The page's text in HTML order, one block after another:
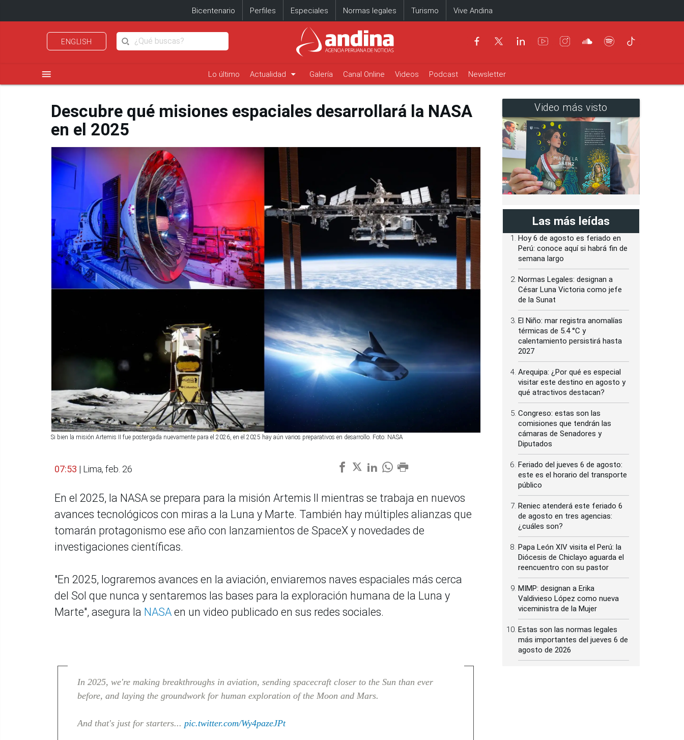
Bicentenario Perfiles Especiales Normas legales Turismo Vive Andina
ENGLISH
menu Lo último Actualidad arrow_drop_down Galería Canal Online Videos Podcast Newsletter
Descubre qué misiones espaciales desarrollará la NASA
en el 2025
Si bien la misión Artemis II fue postergada nuevamente para el 2026, en el 2025 hay aún varios preparativos en desarrollo. Foto: NASA
07:53 | Lima, feb. 26
En el 2025, la NASA se prepara para la misión Artemis II mientras se trabaja en nuevos
avances tecnológicos con miras a la Luna y Marte. También hay múltiples alianzas que
tomarán protagonismo ese año con lanzamientos de SpaceX y novedades de
investigaciones científicas.
"En 2025, lograremos avances en la aviación, enviaremos naves espaciales más cerca
del Sol que nunca y sentaremos las bases para la exploración humana de la Luna y
Marte", asegura la NASA en un video publicado en sus redes sociales.
In 2025, we're making breakthroughs in aviation, sending spacecraft closer to the Sun than ever
before, and laying the groundwork for human exploration of the Moon and Mars.
And that's just for starters... pic.twitter.com/Wy4pazeJPt
Video más visto
Las más leídas
Hoy 6 de agosto es feriado en
Perú: conoce aquí si habrá fin de
semana largo
Normas Legales: designan a
César Luna Victoria como jefe
de la Sunat
El Niño: mar registra anomalías
térmicas de 5.4 °C y
calentamiento persistirá hasta
2027
Arequipa: ¿Por qué es especial
visitar este destino en agosto y
qué atractivos destacan?
Congreso: estas son las
comisiones que tendrán las
cámaras de Senadores y
Diputados
Feriado del jueves 6 de agosto:
este es el horario del transporte
público
Reniec atenderá este feriado 6
de agosto en tres agencias:
¿cuáles son?
Papa León XIV visita el Perú: la
Diócesis de Chiclayo aguarda el
reencuentro con su pastor
MIMP: designan a Erika
Valdivieso López como nueva
viceministra de la Mujer
Estas son las normas legales
más importantes del jueves 6 de
agosto de 2026